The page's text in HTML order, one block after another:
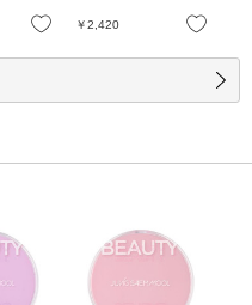
お気に入り
￥2,420